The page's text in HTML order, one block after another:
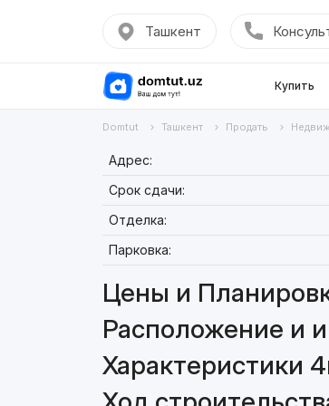
Ташкент
Купить
Domtut Ташкент Продать
Адрес:
Срок сдачи:
Отделка:
Парковка:
Цены и
Расположение и
Характеристики